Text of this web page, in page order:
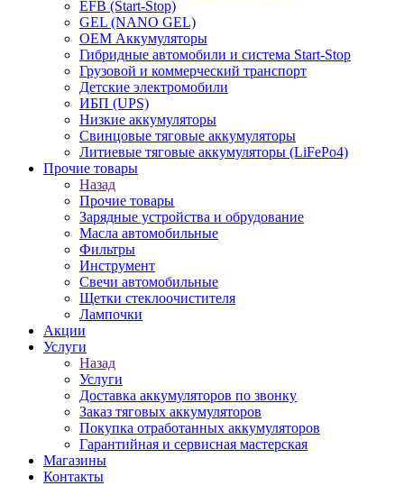
EFB (Start-Stop)
GEL (NANO GEL)
OEM Аккумуляторы
Гибридные автомобили и система Start-Stop
Грузовой и коммерческий транспорт
Детские электромобили
ИБП (UPS)
Низкие аккумуляторы
Свинцовые тяговые аккумуляторы
Литиевые тяговые аккумуляторы (LiFePo4)
Прочие товары
Назад
Прочие товары
Зарядные устройства и обрудование
Масла автомобильные
Фильтры
Инструмент
Свечи автомобильные
Щетки стеклоочистителя
Лампочки
Акции
Услуги
Назад
Услуги
Доставка аккумуляторов по звонку
Заказ тяговых аккумуляторов
Покупка отработанных аккумуляторов
Гарантийная и сервисная мастерская
Магазины
Контакты